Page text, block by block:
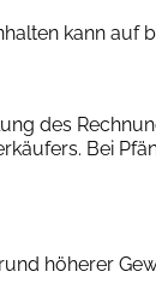
kann auf
des
Bei
höherer